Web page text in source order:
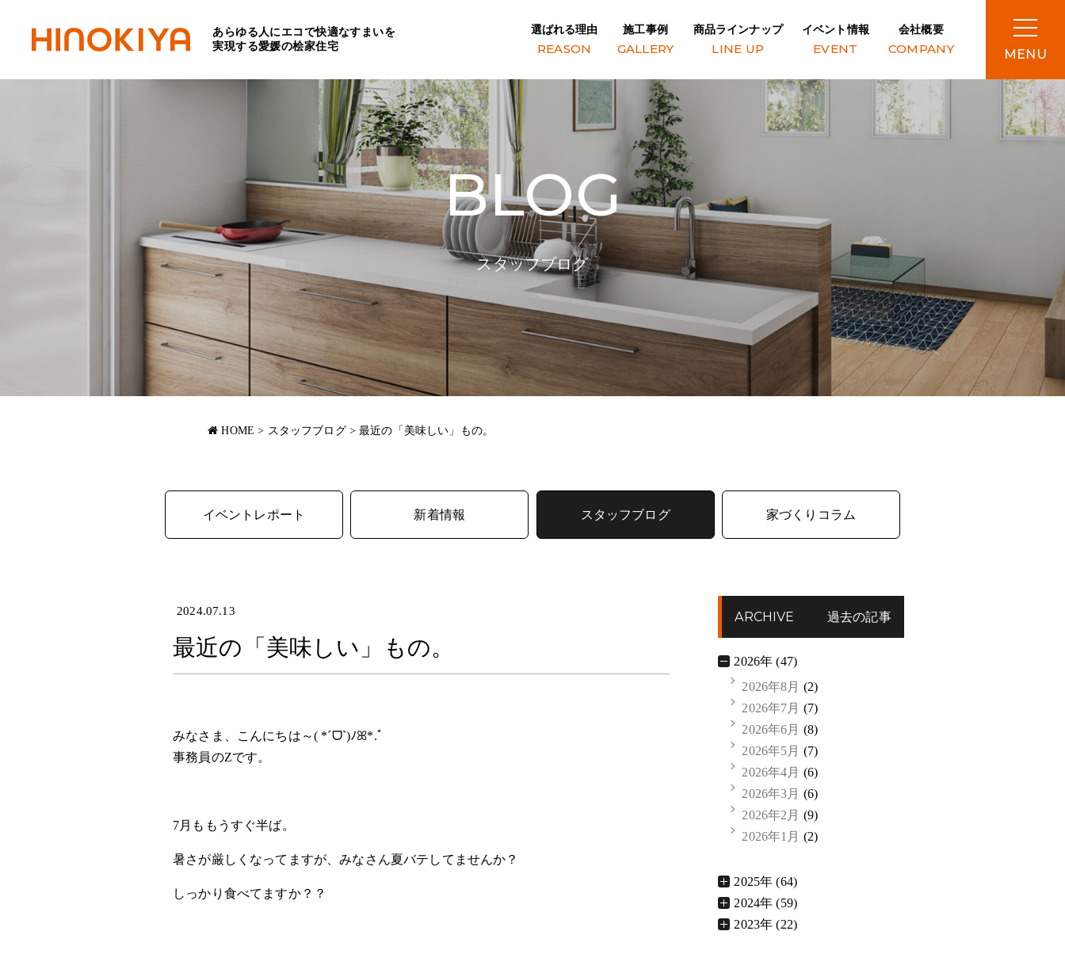
あらゆる人にエコで快適なすまいを
実現する愛媛の桧家住宅
選ばれる理由
REASON
施工事例
GALLERY
商品ラインナップ
LINE UP
イベント情報
EVENT
会社概要
COMPANY
BLOG
スタッフブログ
HOME > スタッフブログ>最近の「美味しい」もの。
イベントレポート 新着情報 スタッフブログ 家づくりコラム
2024.07.13
最近の「美味しい」もの。
みなさま、こんにちは～( *ˊᗜˋ)ﾉꕤ*.ﾟ
事務員のZです。
7月ももうすぐ半ば。
暑さが厳しくなってますが、みなさん夏バテしてませんか？
しっかり食べてますか？？
ARCHIVE 過去の記事
2026年 (47)
2026年8月 (2)
2026年7月 (7)
2026年6月 (8)
2026年5月 (7)
2026年4月 (6)
2026年3月 (6)
2026年2月 (9)
2026年1月 (2)
2025年 (64)
2024年 (59)
2023年 (22)